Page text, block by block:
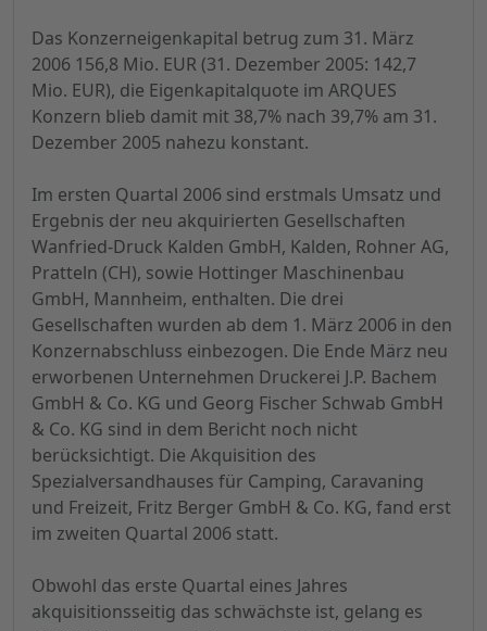
Das Konzerneigenkapital betrug zum 31. März
2006 156,8 Mio. EUR (31. Dezember 2005: 142,7
Mio. EUR), die Eigenkapitalquote im ARQUES
Konzern blieb damit mit 38,7% nach 39,7% am 31.
Dezember 2005 nahezu konstant.
Im ersten Quartal 2006 sind erstmals Umsatz und
Ergebnis der neu akquirierten Gesellschaften
Wanfried-Druck Kalden GmbH, Kalden, Rohner AG,
Pratteln (CH), sowie Hottinger Maschinenbau
GmbH, Mannheim, enthalten. Die drei
Gesellschaften wurden ab dem 1. März 2006 in den
Konzernabschluss einbezogen. Die Ende März neu
erworbenen Unternehmen Druckerei J.P. Bachem
GmbH & Co. KG und Georg Fischer Schwab GmbH
& Co. KG sind in dem Bericht noch nicht
berücksichtigt. Die Akquisition des
Spezialversandhauses für Camping, Caravaning
und Freizeit, Fritz Berger GmbH & Co. KG, fand erst
im zweiten Quartal 2006 statt.
Obwohl das erste Quartal eines Jahres
akquisitionsseitig das schwächste ist, gelang es